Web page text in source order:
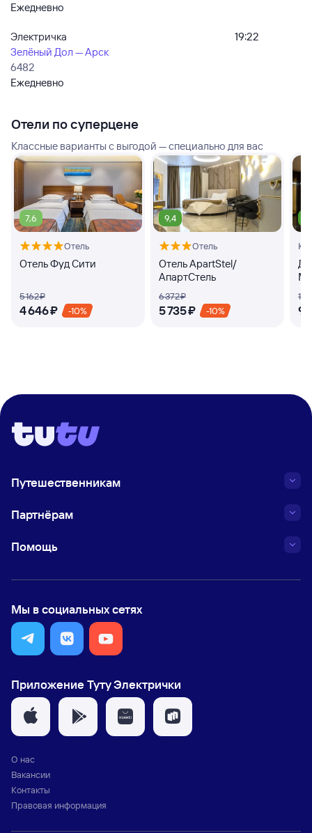
Ежедневно
Электричка
Зелёный Дол — Арск
6482
Ежедневно
19:22
Отели по суперцене
Классные варианты с выгодой — специально для вас
7,6
Отель
Отель Фуд Сити
5 ⁠162 ⁠₽
4 ⁠646 ⁠₽ -10%
9,4
Отель
Отель ApartStel/
АпартСтель
6 ⁠372 ⁠₽
5 ⁠735 ⁠₽ -10%
10
9
Путешественникам
Партнёрам
Помощь
Мы в социальных сетях
Приложение Туту Электрички
О нас
Вакансии
Контакты
Правовая информация